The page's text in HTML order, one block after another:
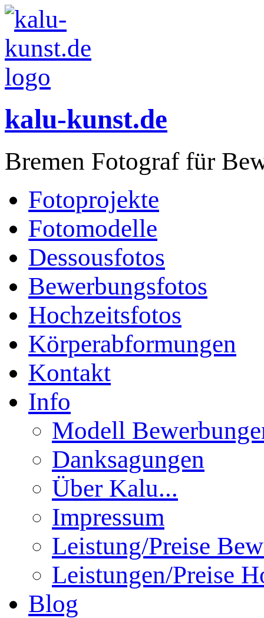
kalu-kunst.de
Bremen Fotograf für
Fotoprojekte
Fotomodelle
Dessousfotos
Bewerbungsfotos
Hochzeitsfotos
Körperabformungen
Kontakt
Info
Modell
Danksagungen
Über Kalu...
Impressum
Leistung/Preise
Leistungen/Preise
Blog